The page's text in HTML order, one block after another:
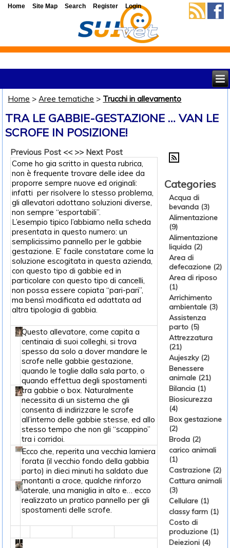
Home >Aree tematiche > Trucchi in allevamento
TRA LE GABBIE-GESTAZIONE … VAN LE
SCROFE IN POSIZIONE!
Previous Post << >> Next Post
Come ho gia scritto in questa rubrica,
non è frequente trovare delle idee da
proporre sempre nuove ed originali:
infatti per risolvere lo stesso problema,
gli allevatori adottano soluzioni diverse,
non sempre “esportabili”.
L’esempio tipico l’abbiamo nella scheda
presentata in questo numero: un
semplicissimo pannello per le gabbie
gestazione. E’ facile constatare come la
soluzione escogitata in questa azienda,
con questo tipo di gabbie ed in
particolare con questo tipo di cancelli,
non possa essere copiata “pari-pari”,
ma bensì modificata ed adattata ad
altra tipologia di gabbia.
Questo allevatore, come capita a
centinaia di suoi colleghi, si trova
spesso da solo a dover mandare le
scrofe nelle gabbie gestazione,
quando le toglie dalla sala parto, o
quando effettua degli spostamenti
tra gabbie o box. Naturalmente
necessita di un sistema che gli
consenta di indirizzare le scrofe
all’interno delle gabbie stesse, ed allo
stesso tempo che non gli “scappino”
tra i corridoi.
Ecco che, reperita una vecchia lamiera
forata (il vecchio fondo della gabbia
parto) in dieci minuti ha saldato due
montanti a croce, qualche rinforzo
laterale, una maniglia in alto e… ecco
realizzato un pratico pannello per gli
spostamenti delle scrofe.
Categories
Acqua di
bevanda (3)
Alimentazione
(9)
Alimentazione
liquida (2)
Area di
defecazione (2)
Area di riposo
(1)
Arrichimento
ambientale (3)
Assistenza
parto (5)
Attrezzatura
(21)
Aujeszky (2)
Benessere
animale (21)
Bilancia (1)
Biosicurezza
(4)
Box gestazione
(2)
Broda (2)
carico animali
(1)
Castrazione (2)
Cattura animali
(3)
Cellulare (1)
classy farm (1)
Costo di
produzione (1)
Deiezioni (4)
Home Site Map Search Register Login